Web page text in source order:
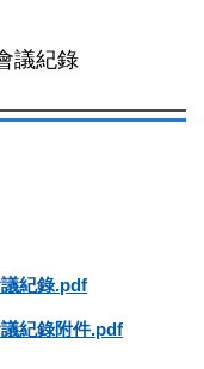
議紀錄
紀錄.pdf
紀錄附件.pdf